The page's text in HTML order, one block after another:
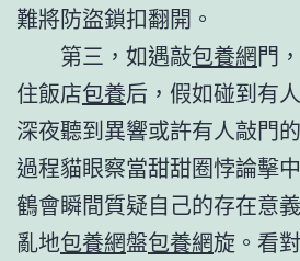
難將防盜鎖扣翻開。
第三，如遇敲包養網門
住飯店包養后，假如碰到有
深夜聽到異響或許有人敲門
過程貓眼察當甜甜圈悖論擊
鶴會瞬間質疑自己的存在意
亂地包養網盤包養網旋。看